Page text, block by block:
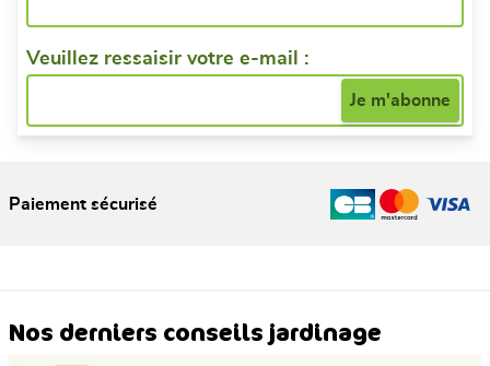
Veuillez ressaisir votre e-mail :
Paiement sécurisé
Nos derniers conseils jardinage